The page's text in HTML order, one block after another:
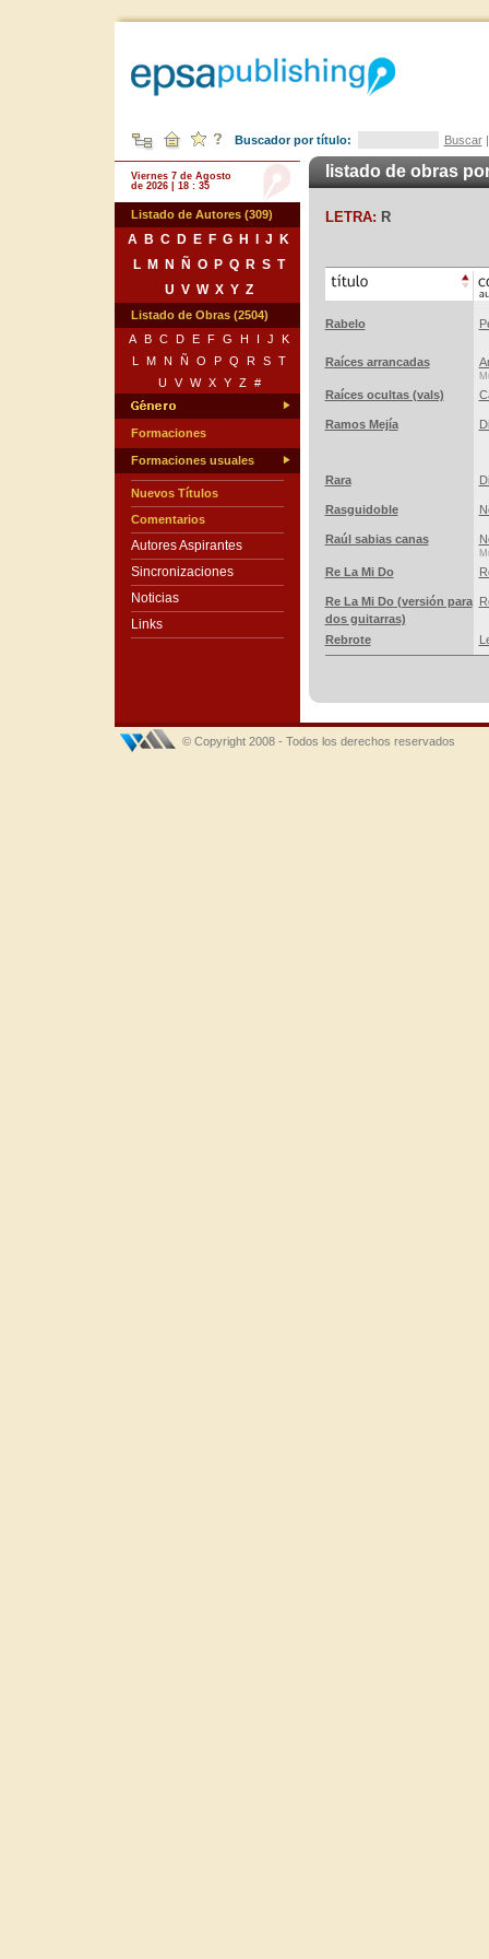
Buscador por título: Buscar
Viernes 7 de Agosto
de 2026 | 18 : 35
Listado de Autores (309)
A B C D E F G H J
K
L
M N Ñ O P Q R S T
U V W X Y Z
Listado de Obras (2504)
A
B C D E F G H I J
K
L
M N Ñ O P Q R S T
U
V W X Y Z #
Formaciones
Formaciones usuales
Nuevos Títulos
Comentarios
Autores Aspirantes
Sincronizaciones
Noticias
Links
listado de obras
LETRA: R
Rabelo
Raíces arrancadas
Raíces ocultas (vals)
Ramos Mejía
Rara
Rasguidoble
Raúl sabias canas
Re La Mi Do
Re La Mi Do (versión para
dos guitarras)
Rebrote
© Copyright 2008 - Todos los derechos reservados